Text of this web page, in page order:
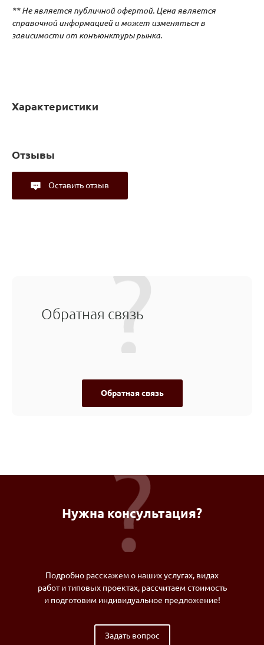
** Не является публичной офертой. Цена является
справочной информацией и может изменяться в
зависимости от конъюнктуры рынка.
Характеристики
Отзывы
Оставить отзыв
Обратная связь
Обратная связь
Нужна консультация?
Подробно расскажем о наших услугах, видах
работ и типовых проектах, рассчитаем стоимость
и подготовим индивидуальное предложение!
Задать вопрос